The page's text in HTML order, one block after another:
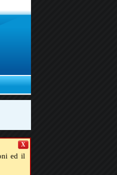
ed il
X